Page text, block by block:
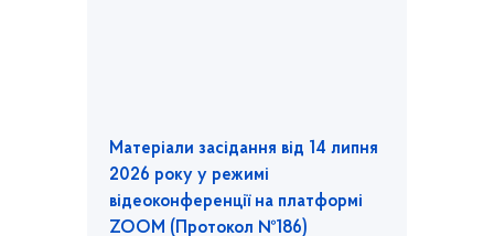
Матеріали засідання від 14 липня
2026 року у режимі
відеоконференції на платформі
ZOOM (Протокол №186)